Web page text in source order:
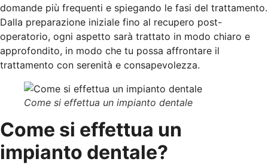
domande più frequenti e spiegando le fasi del trattamento.
Dalla preparazione iniziale fino al recupero post-
operatorio, ogni aspetto sarà trattato in modo chiaro e
approfondito, in modo che tu possa affrontare il
trattamento con serenità e consapevolezza.
Come si effettua un impianto dentale
Come si effettua un
impianto dentale?